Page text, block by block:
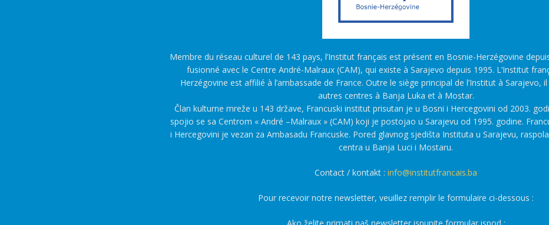
Membre du réseau culturel de 143 pays, l’Institut français est présent en Bosnie-Herzégovine
fusionné avec le Centre André-Malraux (CAM), qui existe à Sarajevo depuis 1995. L’Institut
Herzégovine est affilié à l’ambassade de France. Outre le siège principal de l’Institut à Sarajevo,
autres centres à Banja Luka et à Mostar.
Član kulturne mreže u 143 države, Francuski institut prisutan je u Bosni i Hercegovini od 2003.
spojio se sa Centrom « André –Malraux » (CAM) koji je postojao u Sarajevu od 1995. godine.
i Hercegovini je vezan za Ambasadu Francuske. Pored glavnog sjedišta Instituta u Sarajevu,
centra u Banja Luci i Mostaru.
Contact / kontakt : info@institutfrancais.ba
Pour recevoir notre newsletter, veuillez remplir le formulaire ci-dessous :
Ako želite primati naš newsletter ispunite formular ispod :